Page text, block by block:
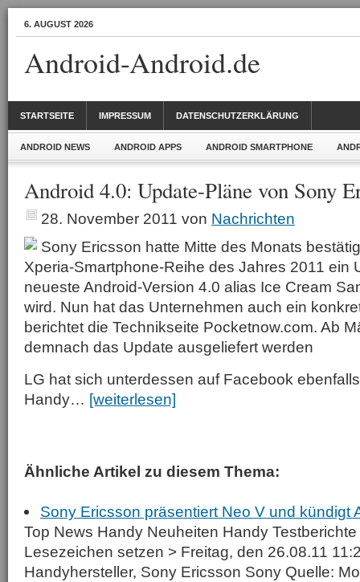
6. AUGUST 2026
Android-Android.de
STARTSEITE IMPRESSUM DATENSCHUTZERKLÄRUNG
ANDROID NEWS ANDROID APPS ANDROID SMARTPHONE
Android 4.0: Update-Pläne von Sony
28. November 2011 von Nachrichten
Sony Ericsson hatte Mitte des Monats
Xperia-Smartphone-Reihe des Jahres 2011 ein
neueste Android-Version 4.0 alias Ice Cream
wird. Nun hat das Unternehmen auch ein
berichtet die Technikseite Pocketnow.com. Ab
demnach das Update ausgeliefert werden
LG hat sich unterdessen auf Facebook
Handy… [weiterlesen]
Ähnliche Artikel zu diesem Thema:
Sony Ericsson präsentiert Neo V und kündigt
Top News Handy Neuheiten Handy
Lesezeichen setzen > Freitag, den 26.08.11
Handyhersteller, Sony Ericsson Sony Quelle: